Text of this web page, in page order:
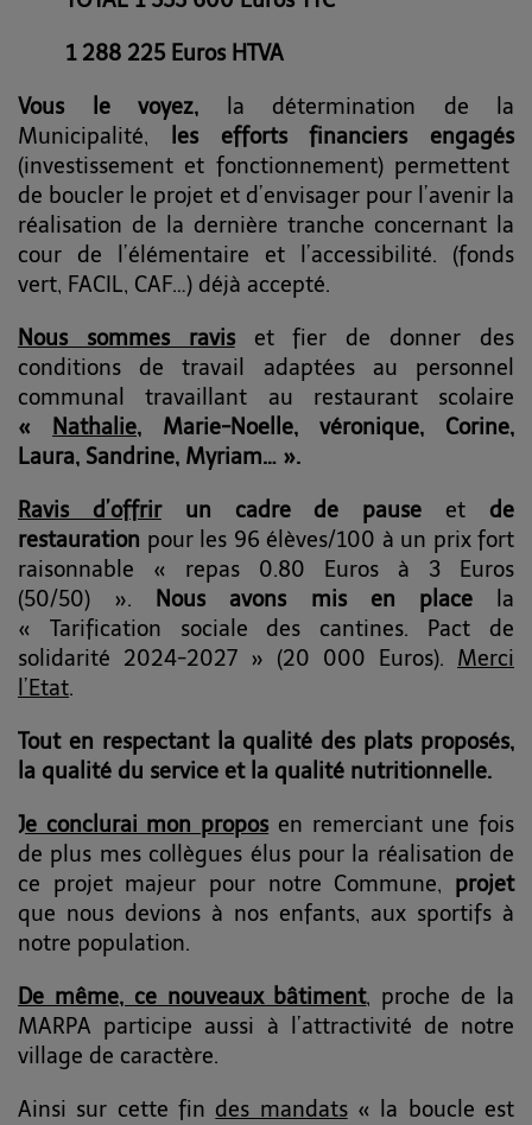
1 288 225 Euros HTVA
Vous le voyez, la détermination de la
Municipalité,
les efforts financiers engagés
(investissement et fonctionnement) permettent
de boucler le projet et d’envisager pour l’avenir la
réalisation de la dernière tranche concernant la
cour de l’élémentaire et l’accessibilité. (fonds
vert, FACIL, CAF…) déjà accepté.
Nous sommes raviset fier de donner des
conditions de travail adaptées au personnel
communal travaillant au restaurant scolaire
«
Nathalie, Marie-Noelle, véronique, Corine,
Laura, Sandrine, Myriam… ».
Ravis d’offrirun cadre de pause et de
restauration pour les 96 élèves/100 à un prix fort
raisonnable « repas 0.80 Euros à 3 Euros
(50/50) ».
Nous avons mis en placela
« Tarification sociale des cantines. Pact de
solidarité 2024-2027 » (20 000 Euros). Merci
l’Etat.
Tout en respectant la qualité des plats proposés,
la qualité du service et la qualité nutritionnelle.
Je conclurai mon propos en remerciant une fois
de plus mes collègues élus pour la réalisation de
ce projet majeur pour notre Commune, projet
que nous devions à nos enfants, aux sportifs à
notre population.
De même, ce nouveaux bâtiment, proche de la
MARPA participe aussi à l’attractivité de notre
village de caractère.
Ainsi sur cette fin des mandats« la boucle est